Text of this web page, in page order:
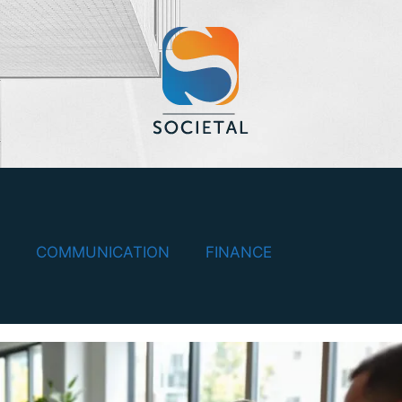
COMMUNICATION FINANCE